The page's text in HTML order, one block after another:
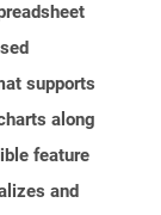
supports
along
feature
and